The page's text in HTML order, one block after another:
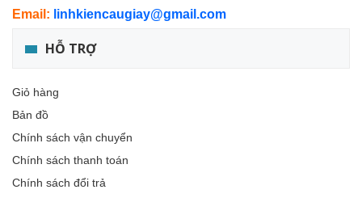
Email: linhkiencaugiay@gmail.com
HỖ TRỢ
Giỏ hàng
Bản đồ
Chính sách vận chuyển
Chính sách thanh toán
Chính sách đổi trả